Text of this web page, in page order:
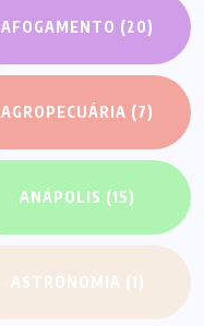
AFOGAMENTO (20)
AGROPECUÁRIA (7)
ANÁPOLIS (15)
ASTRONOMIA (1)